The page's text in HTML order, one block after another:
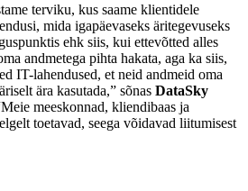
terviku, kus saame klientidele
mida igapäevaseks äritegevuseks
ehk siis, kui ettevõtted alles
andmetega pihta hakata, aga ka siis,
IT-lahendused, et neid andmeid oma
ära kasutada,” sõnas DataSky
meeskonnad, kliendibaas ja
toetavad, seega võidavad liitumisest